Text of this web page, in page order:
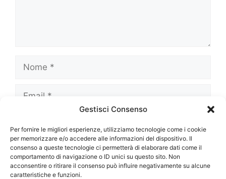
Gestisci Consenso
Per fornire le migliori esperienze, utilizziamo tecnologie come i cookie
per memorizzare e/o accedere alle informazioni del dispositivo. Il
consenso a queste tecnologie ci permetterà di elaborare dati come il
comportamento di navigazione o ID unici su questo sito. Non
acconsentire o ritirare il consenso può influire negativamente su alcune
caratteristiche e funzioni.
web
Salva il mio nome, email e sito web in questo
browser per la prossima volta che
commento.